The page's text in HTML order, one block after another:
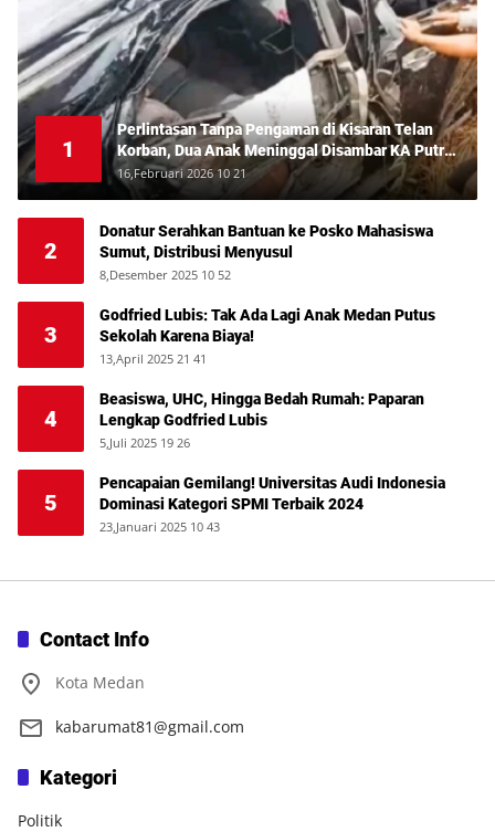
1
Perlintasan Tanpa Pengaman di Kisaran Telan
Korban, Dua Anak Meninggal Disambar KA Putri
Deli
16,Februari 2026 10 21
2
Donatur Serahkan Bantuan ke Posko Mahasiswa
Sumut, Distribusi Menyusul
8,Desember 2025 10 52
3
Godfried Lubis: Tak Ada Lagi Anak Medan Putus
Sekolah Karena Biaya!
13,April 2025 21 41
4
Beasiswa, UHC, Hingga Bedah Rumah: Paparan
Lengkap Godfried Lubis
5,Juli 2025 19 26
5
Pencapaian Gemilang! Universitas Audi Indonesia
Dominasi Kategori SPMI Terbaik 2024
23,Januari 2025 10 43
Contact Info
Kota Medan
kabarumat81@gmail.com
Kategori
Politik